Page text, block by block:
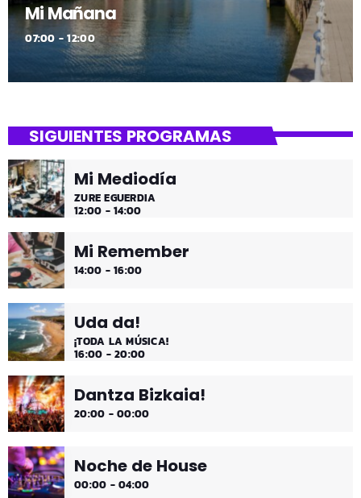
Mi Mañana
07:00 - 12:00
SIGUIENTES PROGRAMAS
Mi Mediodía
ZURE EGUERDIA
12:00 - 14:00
Mi Remember
14:00 - 16:00
Uda da!
¡TODA LA MÚSICA!
16:00 - 20:00
Dantza Bizkaia!
20:00 - 00:00
Noche de House
00:00 - 04:00